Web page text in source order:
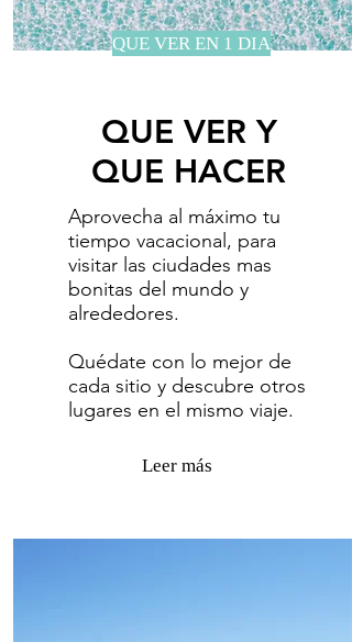
QUE VER EN 1 DIA
QUE VER Y
QUE HACER
Aprovecha al máximo tu
tiempo vacacional, para
visitar las ciudades mas
bonitas del mundo y
alrededores.
Quédate con lo mejor de
cada sitio y descubre otros
lugares en el mismo viaje.
Leer más